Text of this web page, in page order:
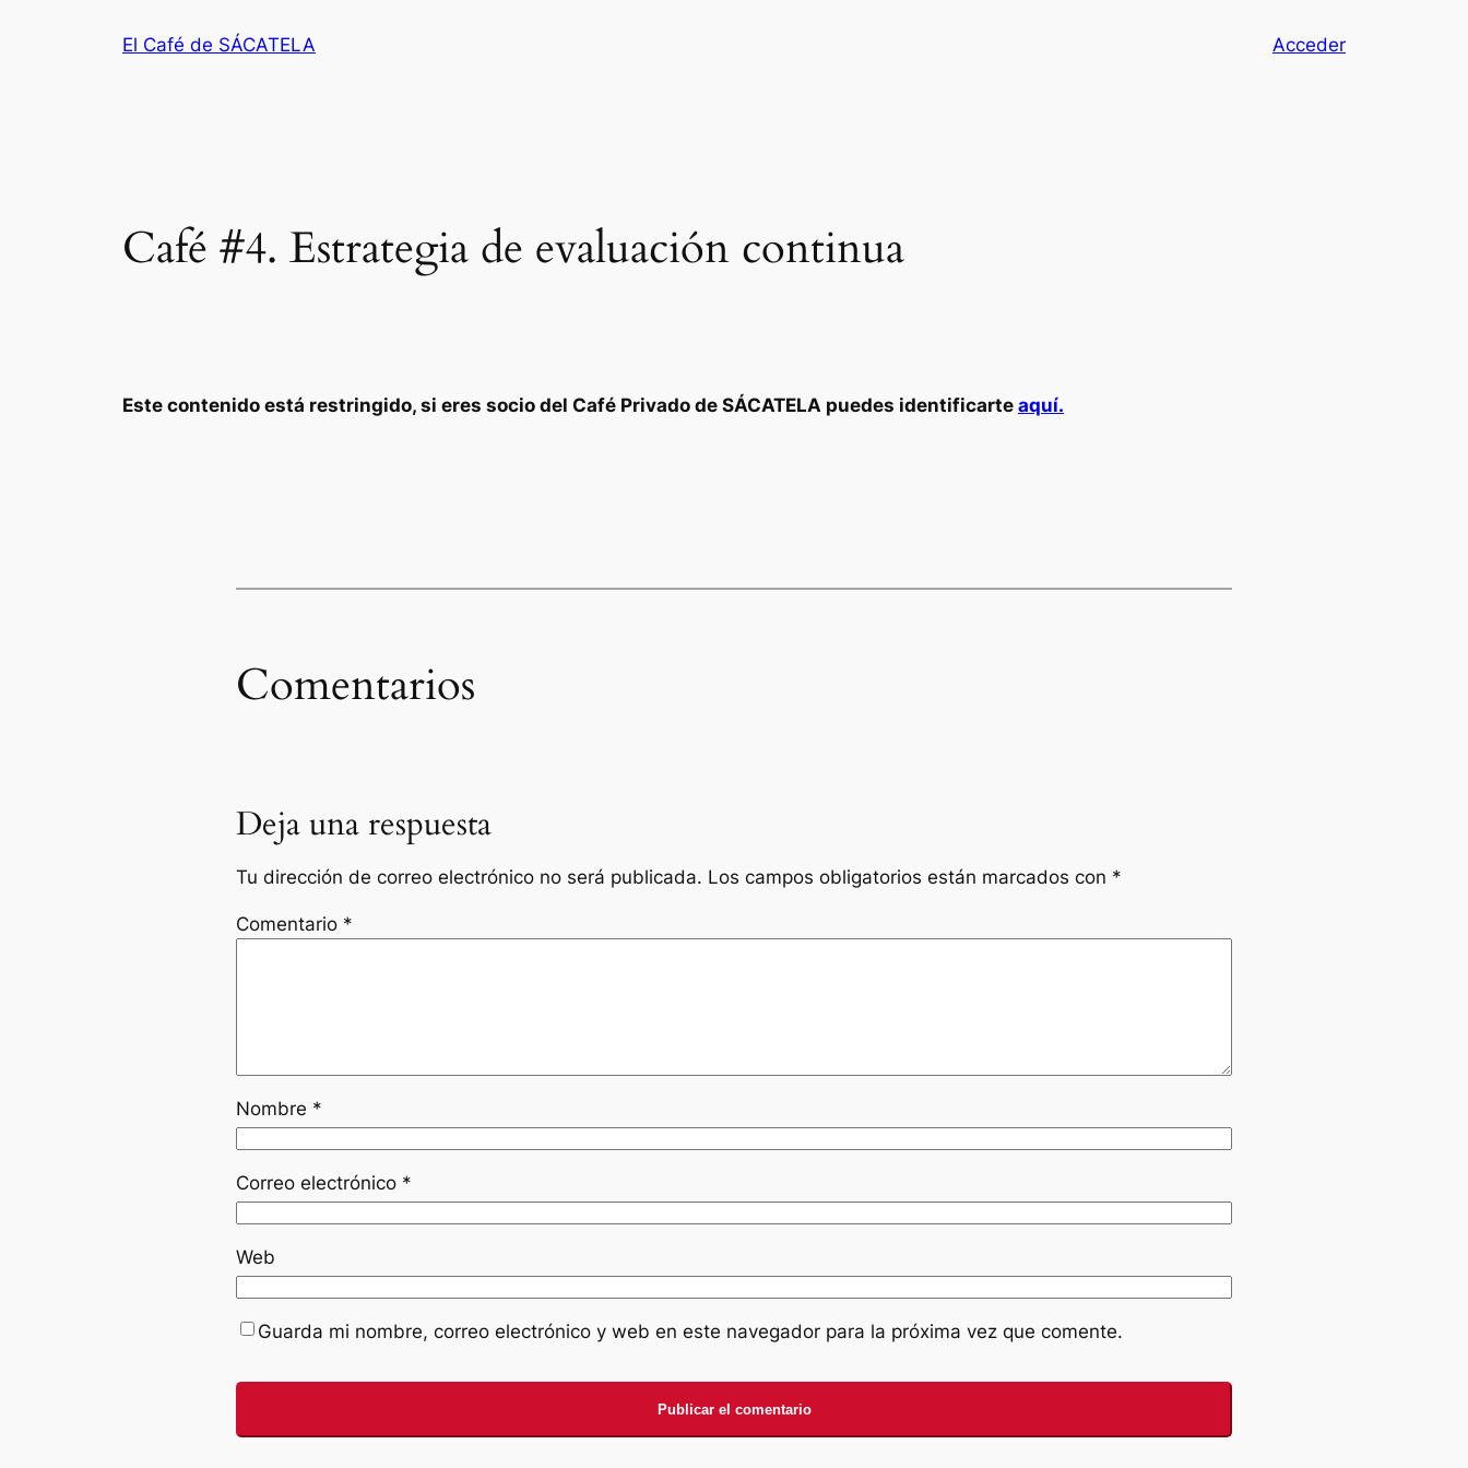
El Café de SÁCATELA Acceder
Café #4. Estrategia de evaluación continua
Este contenido está restringido, si eres socio del Café Privado de SÁCATELA puedes identificarte aquí.
Comentarios
Deja una respuesta
Tu dirección de correo electrónico no será publicada. Los campos obligatorios están marcados con *
Comentario *
Nombre *
Correo electrónico *
Web
Guarda mi nombre, correo electrónico y web en este navegador para la próxima vez que comente.